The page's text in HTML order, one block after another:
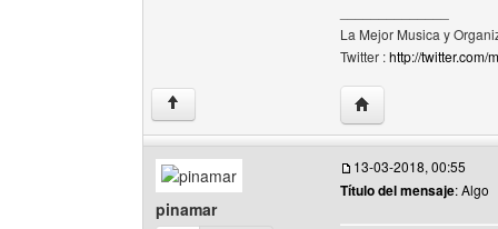
La Mejor Musica y
Twitter :http://twitter.com/
↑ Visitar sitio web del
pinamar
13-03-2018, 00:55
Título del mensaje: Algo